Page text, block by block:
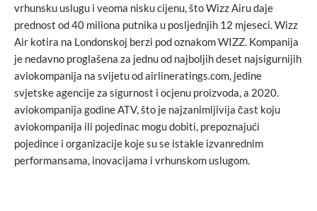
vrhunsku uslugu i veoma nisku cijenu, što Wizz Airu daje
prednost od 40 miliona putnika u posljednjih 12 mjeseci. Wizz
Air kotira na Londonskoj berzi pod oznakom WIZZ. Kompanija
je nedavno proglašena za jednu od najboljih deset najsigurnijih
aviokompanija na svijetu od airlineratings.com, jedine
svjetske agencije za sigurnost i ocjenu proizvoda, a 2020.
aviokompanija godine ATV, što je najzanimljivija čast koju
aviokompanija ili pojedinac mogu dobiti, prepoznajući
pojedince i organizacije koje su se istakle izvanrednim
performansama, inovacijama i vrhunskom uslugom.